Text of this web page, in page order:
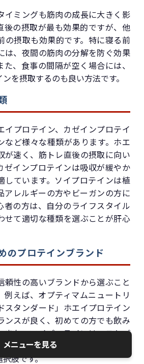
イミングも筋肉の成長に大きく影
後の摂取が最も効果的ですが、他
の摂取も効果的です。特に寝る前
は、夜間の筋肉の分解を防ぐ効果
、食事の間隔が空く場合には、
を摂取するのも良い方法です。
イプロテイン、カゼインプロテイ
など様々な種類があります。ホエ
が速く、筋トレ直後の摂取に向い
ゼインプロテインは吸収が緩やか
しています。ソイプロテインは植
アレルギーの方やビーガンの方に
者の方は、自分のライフスタイル
せて適切な種類を選ぶことが肝心
のプロテインブランド
頼性の高いブランドから選ぶこと
例えば、オプティマムニュートリ
スタンダード」ホエイプロテイン
ンスが良く、初めての方でも飲み
また、マイプロテインはコストパ
、様々なフレーバーが楽しめるた
択肢です。
メニューを見る